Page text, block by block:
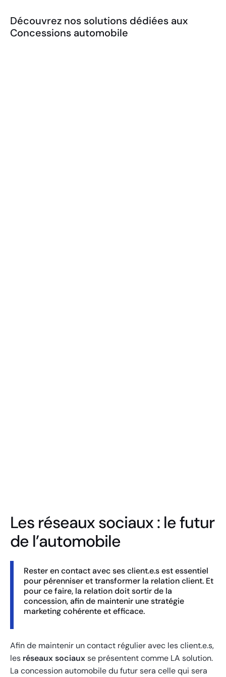
Découvrez nos solutions dédiées aux
Concessions automobile
Les réseaux sociaux : le futur
de l’automobile
Rester en contact avec ses client.e.s est essentiel
pour pérenniser et transformer la relation client. Et
pour ce faire, la relation doit sortir de la
concession, afin de maintenir une stratégie
marketing cohérente et efficace.
Afin de maintenir un contact régulier avec les client.e.s,
les réseaux sociauxse présentent comme LA solution.
La concession automobile du futur sera celle qui sera